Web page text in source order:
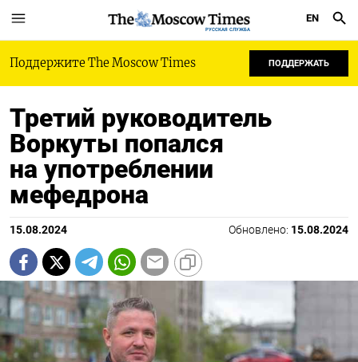
РУССКАЯ СЛУЖБА
EN
Поддержите The Moscow Times ПОДДЕРЖАТЬ
Третий руководитель
Воркуты попался
на употреблении
мефедрона
15.08.2024 Обновлено: 15.08.2024